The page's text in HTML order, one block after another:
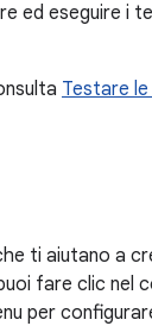
ed eseguire i
Testare
ti aiutano a
fare clic nel
per